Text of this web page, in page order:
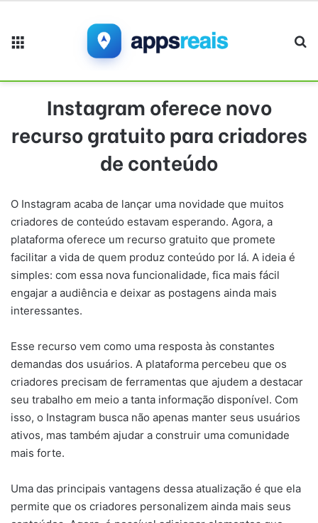
Instagram oferece novo
recurso gratuito para criadores
de conteúdo
O Instagram acaba de lançar uma novidade que muitos
criadores de conteúdo estavam esperando. Agora, a
plataforma oferece um recurso gratuito que promete
facilitar a vida de quem produz conteúdo por lá. A ideia é
simples: com essa nova funcionalidade, fica mais fácil
engajar a audiência e deixar as postagens ainda mais
interessantes.
Esse recurso vem como uma resposta às constantes
demandas dos usuários. A plataforma percebeu que os
criadores precisam de ferramentas que ajudem a destacar
seu trabalho em meio a tanta informação disponível. Com
isso, o Instagram busca não apenas manter seus usuários
ativos, mas também ajudar a construir uma comunidade
mais forte.
Uma das principais vantagens dessa atualização é que ela
permite que os criadores personalizem ainda mais seus